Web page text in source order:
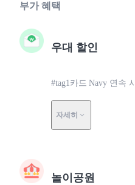
부가 혜택
우대 할인
#tag1카드 Navy 연속
자세히
놀이공원